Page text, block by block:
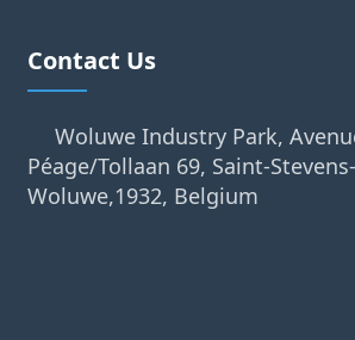
Contact Us
Woluwe Industry Park,
Péage/Tollaan 69, Saint-Stevens-
Woluwe,1932, Belgium